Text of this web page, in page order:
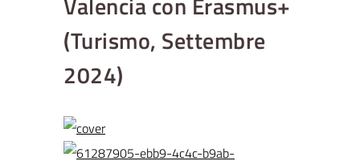
(Turismo, Settembre
2024)